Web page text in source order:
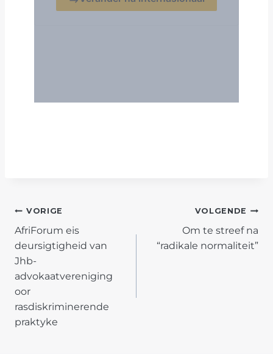
POST
NAVIGATION
VORIGE
AfriForum eis
deursigtigheid van
Jhb-
advokaatvereniging
oor
rasdiskriminerende
praktyke
VOLGENDE
Om te streef na
“radikale normaliteit”